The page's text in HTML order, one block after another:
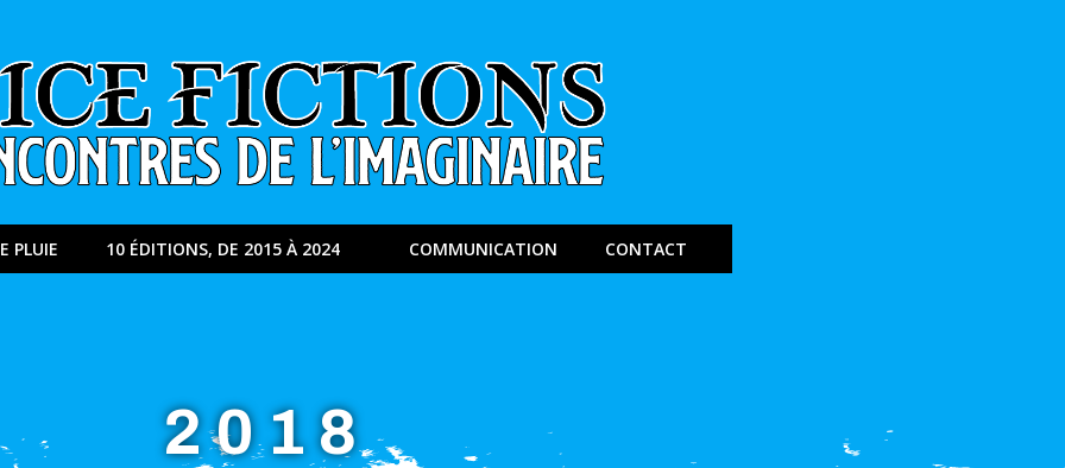
PLUIE 10 ÉDITIONS, DE 2015 À 2024 COMMUNICATION CONTACT
2018